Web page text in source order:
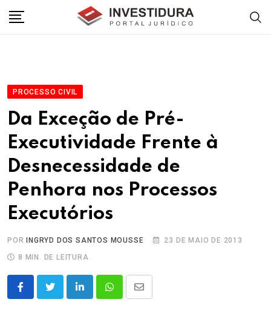
PROCESSO CIVIL
Da Exceção de Pré-
Executividade Frente à
Desnecessidade de
Penhora nos Processos
Executórios
POR INGRYD DOS SANTOS MOUSSE
23 DE MAIO DE 2013
8 MIN. DE LEITURA
LinkedInWhatsappShare